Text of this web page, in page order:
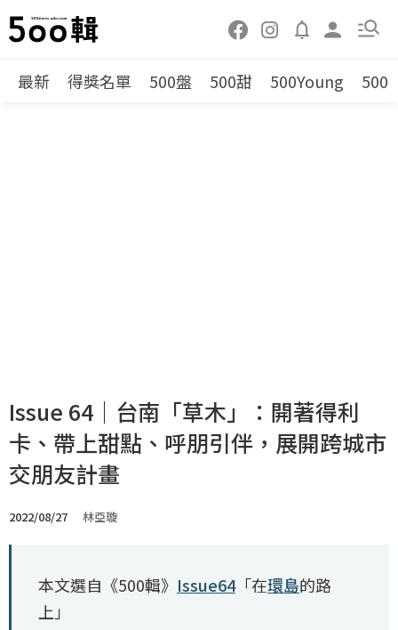
最新 得獎名單 500盤 500甜 500Young 500
Issue 64｜台南「草木」：開著得利
卡、帶上甜點、呼朋引伴，展開跨城市
交朋友計畫
2022/08/27 林亞璇
本文選自《500輯》 Issue64「在環島的路
上」